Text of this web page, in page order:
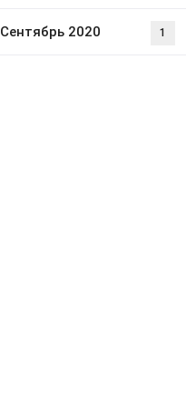
Сентябрь 2020 1